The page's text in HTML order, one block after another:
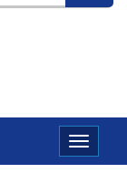
Toggle